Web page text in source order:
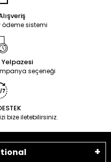
ödeme sistemi
Yelpazesi
seçeneği
bize iletebilirsiniz.